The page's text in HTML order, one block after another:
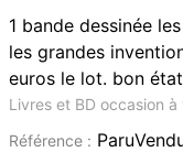
1 bande dessinée
les grandes
euros le lot. bon
Livres et BD occasion
Référence :